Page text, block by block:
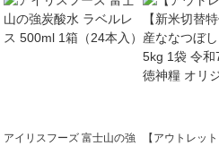
アイリスフーズ 富士山の強
【アウトレッ